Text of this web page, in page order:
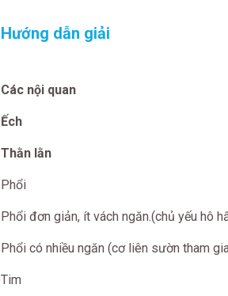
Hướng dẫn giải
Các nội quan
Ếch
Thằn lằn
Phổi
Phổi đơn giản, ít vách ngăn.(chủ yếu hô
Phổi có nhiều ngăn (cơ liên sườn tham
Tim